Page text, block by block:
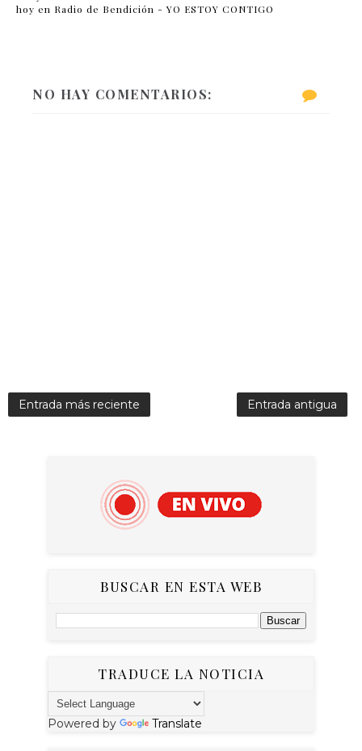
hoy en Radio de Bendición - YO ESTOY CONTIGO
NO HAY COMENTARIOS:
Entrada más reciente Entrada antigua
BUSCAR EN ESTA WEB
TRADUCE LA NOTICIA
Powered by Translate